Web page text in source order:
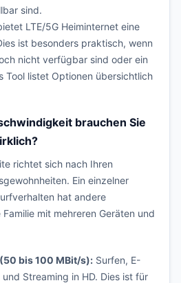
sind.
LTE/5G Heiminternet eine
ist besonders praktisch, wenn
nicht verfügbar sind oder ein
Tool listet Optionen übersichtlich
brauchen Sie
richtet sich nach Ihren
Ein einzelner
hat andere
mit mehreren Geräten und
bis 100 MBit/s): Surfen, E-
Streaming in HD. Dies ist für